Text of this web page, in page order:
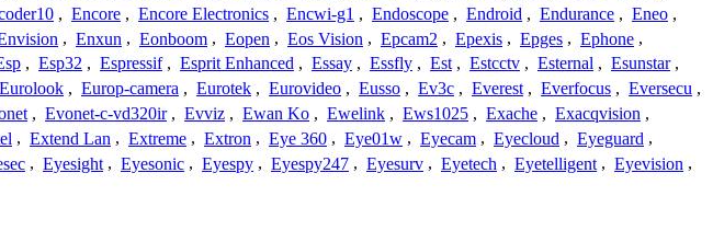
, Encore , Encore Electronics , Encwi-g1 , Endoscope , Endroid , Endurance , Eneo ,
, Enxun , Eonboom , Eopen , Eos Vision , Epcam2 , Epexis , Epges , Ephone ,
, Esp32 , Espressif , Esprit Enhanced , Essay , Essfly , Est , Estcctv , Esternal , Esunstar ,
Eurolook , Europ-camera , Eurotek , Eurovideo , Eusso , Ev3c , Everest , Everfocus , Eversecu ,
, Evonet-c-vd320ir , Evviz , Ewan Ko , Ewelink , Ews1025 , Exache , Exacqvision ,
, Extend Lan , Extreme , Extron , Eye 360 , Eye01w , Eyecam , Eyecloud , Eyeguard ,
, Eyesight , Eyesonic , Eyespy , Eyespy247 , Eyesurv , Eyetech , Eyetelligent , Eyevision ,